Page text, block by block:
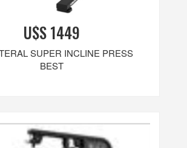
U$S 1449
SUPER INCLINE PRESS
BEST